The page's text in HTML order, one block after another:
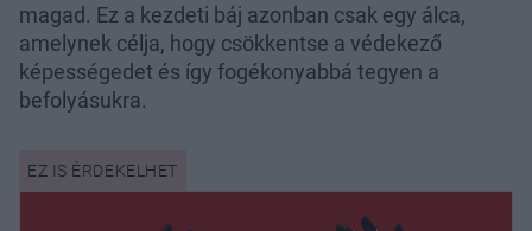
magad. Ez a kezdeti báj azonban csak egy álca,
amelynek célja, hogy csökkentse a védekező
képességedet és így fogékonyabbá tegyen a
befolyásukra.